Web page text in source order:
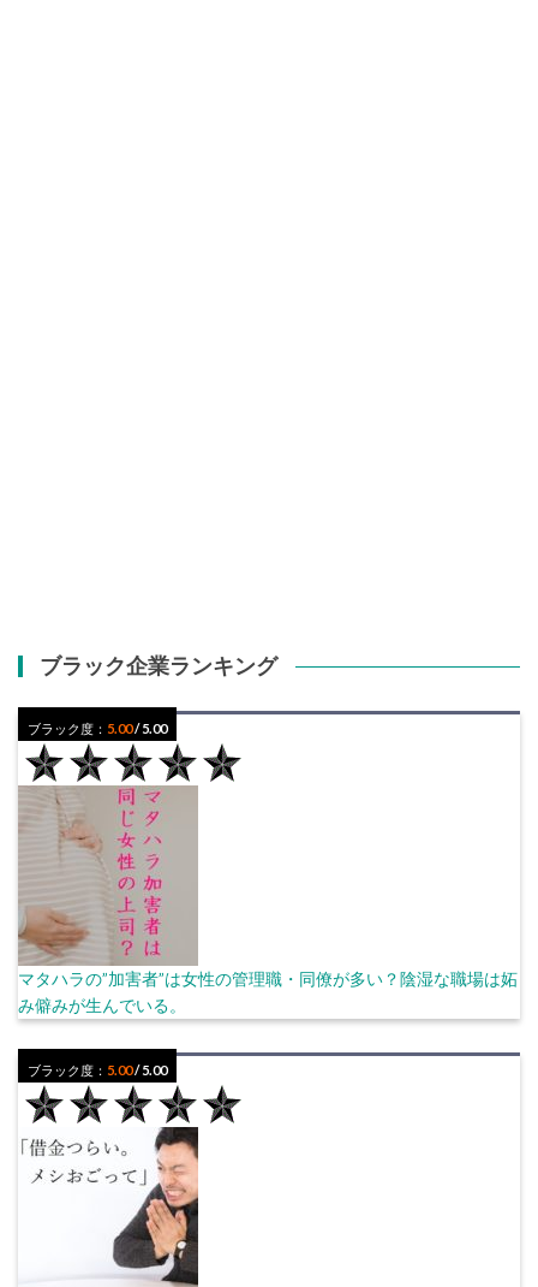
ブラック企業ランキング
ブラック度： 5.00/ 5.00
マタハラの”加害者”は女性の管理職・同僚が多い？陰湿な職場は妬
み僻みが生んでいる。
ブラック度： 5.00/ 5.00